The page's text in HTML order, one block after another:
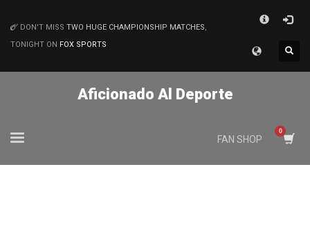
MATCHES
DON'T MISS TWO HUGE CHAMPIONSHIP MATCHES,
TONIGHT ON FOX SPORTS
Aficionado Al Deporte
FAN SHOP